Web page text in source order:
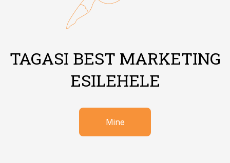
TAGASI BEST MARKETING
ESILEHELE
Mine